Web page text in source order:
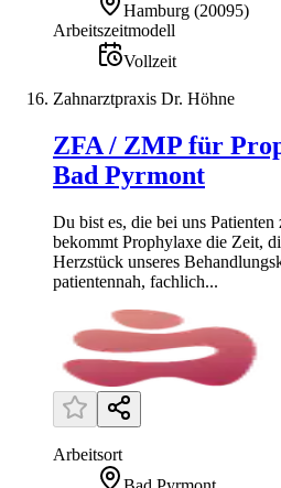
Hamburg (20095)
Arbeitszeitmodell
Vollzeit
Zahnarztpraxis Dr. Höhne
ZFA / ZMP für
Bad Pyrmont
Du bist es, die bei uns
bekommt Prophylaxe die Zeit,
Herzstück unseres
patientennah, fachlich...
Arbeitsort